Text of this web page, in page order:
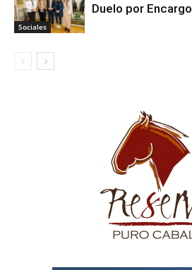
Sociales
Duelo por Encargo